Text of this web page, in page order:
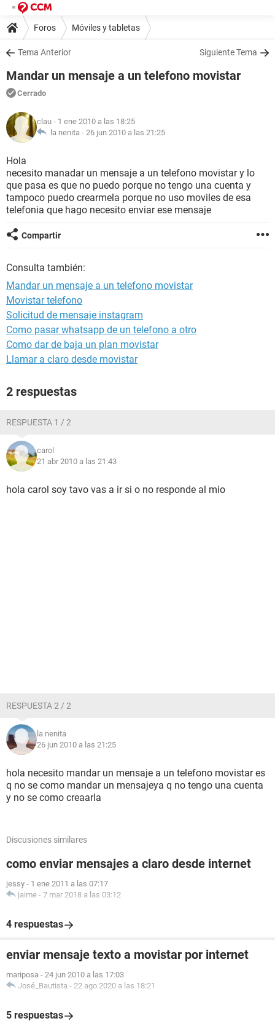
Foros Móviles y tabletas
Tema Anterior Siguiente Tema
Mandar un mensaje a un telefono movistar
Cerrado
clau - 1 ene 2010 a las 18:25
la nenita - 26 jun 2010 a las 21:25
Hola
necesito manadar un mensaje a un telefono movistar y lo
que pasa es que no puedo porque no tengo una cuenta y
tampoco puedo crearmela porque no uso moviles de esa
telefonia que hago necesito enviar ese mensaje
Compartir
Consulta también:
Mandar un mensaje a un telefono movistar
Movistar telefono
Solicitud de mensaje instagram
Como pasar whatsapp de un telefono a otro
Como dar de baja un plan movistar
Llamar a claro desde movistar
2 respuestas
RESPUESTA 1 / 2
carol
21 abr 2010 a las 21:43
hola carol soy tavo vas a ir si o no responde al mio
RESPUESTA 2 / 2
la nenita
26 jun 2010 a las 21:25
hola necesito mandar un mensaje a un telefono movistar es
q no se como mandar un mensajeya q no tengo una cuenta
y no se como creaarla
Discusiones similares
como enviar mensajes a claro desde internet
jessy - 1 ene 2011 a las 07:17
jaime - 7 mar 2018 a las 03:12
4 respuestas
enviar mensaje texto a movistar por internet
mariposa - 24 jun 2010 a las 17:03
José_Bautista - 22 ago 2020 a las 18:21
5 respuestas